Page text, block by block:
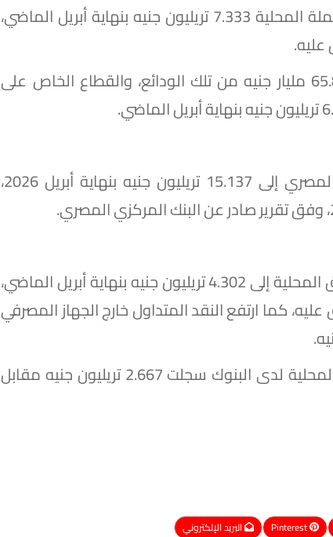
وبلغ حجم الودائع لأجل وشهادات الادخار بالعملة المحلية 7.333 تريليون جنيه بنهاية أبريل الماضي،
واستحوذ قطاع الأعمال العام على نحو 65.853 مليار جنيه من تلك الودائع، والقطاع الخاص على
ارتفعت السيولة المحلية بالقطاع المصرفي المصري إلى 15.137 تريليون جنيه بنهاية أبريل 2026،
وأظهر التقرير ارتفاع المعروض النقدي بالسوق المحلية إلى 4.302 تريليون جنيه بنهاية أبريل الماضي،
عليه، كما ارتفع النقد المتداول خارج الجهاز المصرفي
أوضح التقرير، أن الودائع تحت الطلب بالعملة المحلية لدى البنوك سجلت 2.667 تريليون جنيه مقابل
Pinterest البريد الإلكتروني